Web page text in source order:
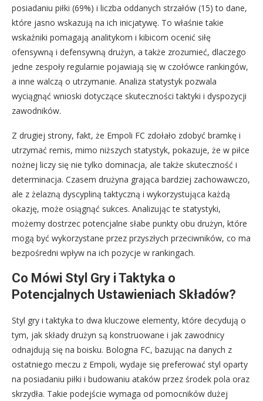
posiadaniu piłki (69%) i liczba oddanych strzałów (15) to dane,
które jasno wskazują na ich inicjatywę. To właśnie takie
wskaźniki pomagają analitykom i kibicom ocenić siłę
ofensywną i defensywną drużyn, a także zrozumieć, dlaczego
jedne zespoły regularnie pojawiają się w czołówce rankingów,
a inne walczą o utrzymanie. Analiza statystyk pozwala
wyciągnąć wnioski dotyczące skuteczności taktyki i dyspozycji
zawodników.
Z drugiej strony, fakt, że Empoli FC zdołało zdobyć bramkę i
utrzymać remis, mimo niższych statystyk, pokazuje, że w piłce
nożnej liczy się nie tylko dominacja, ale także skuteczność i
determinacja. Czasem drużyna grająca bardziej zachowawczo,
ale z żelazną dyscypliną taktyczną i wykorzystująca każdą
okazję, może osiągnąć sukces. Analizując te statystyki,
możemy dostrzec potencjalne słabe punkty obu drużyn, które
mogą być wykorzystane przez przyszłych przeciwników, co ma
bezpośredni wpływ na ich pozycje w rankingach.
Co Mówi Styl Gry i Taktyka o
Potencjalnych Ustawieniach Składów?
Styl gry i taktyka to dwa kluczowe elementy, które decydują o
tym, jak składy drużyn są konstruowane i jak zawodnicy
odnajdują się na boisku. Bologna FC, bazując na danych z
ostatniego meczu z Empoli, wydaje się preferować styl oparty
na posiadaniu piłki i budowaniu ataków przez środek pola oraz
skrzydła. Takie podejście wymaga od pomocników dużej